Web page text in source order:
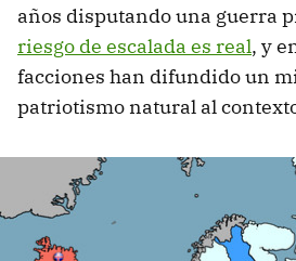
años disputando una guerra
riesgo de escalada es real, y
facciones han difundido un
patriotismo natural al